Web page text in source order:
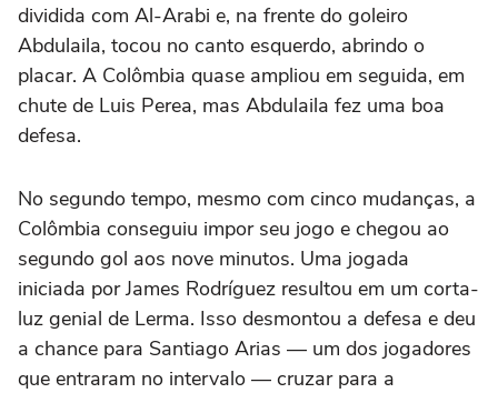
dividida com Al-Arabi e, na frente do goleiro
Abdulaila, tocou no canto esquerdo, abrindo o
placar. A Colômbia quase ampliou em seguida, em
chute de Luis Perea, mas Abdulaila fez uma boa
defesa.
No segundo tempo, mesmo com cinco mudanças, a
Colômbia conseguiu impor seu jogo e chegou ao
segundo gol aos nove minutos. Uma jogada
iniciada por James Rodríguez resultou em um corta-
luz genial de Lerma. Isso desmontou a defesa e deu
a chance para Santiago Arias — um dos jogadores
que entraram no intervalo — cruzar para a